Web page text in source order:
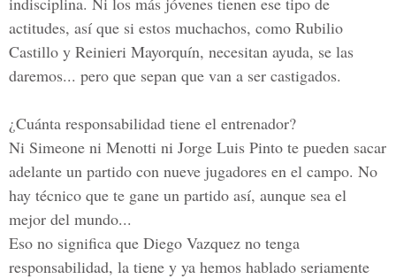
actitudes, así que si estos muchachos, como Rubilio
Castillo y Reinieri Mayorquín, necesitan ayuda, se las
daremos... pero que sepan que van a ser castigados.
¿Cuánta responsabilidad tiene el entrenador?
Ni Simeone ni Menotti ni Jorge Luis Pinto te pueden sacar
adelante un partido con nueve jugadores en el campo. No
hay técnico que te gane un partido así, aunque sea el
mejor del mundo...
Eso no significa que Diego Vazquez no tenga
responsabilidad, la tiene y ya hemos hablado seriamente